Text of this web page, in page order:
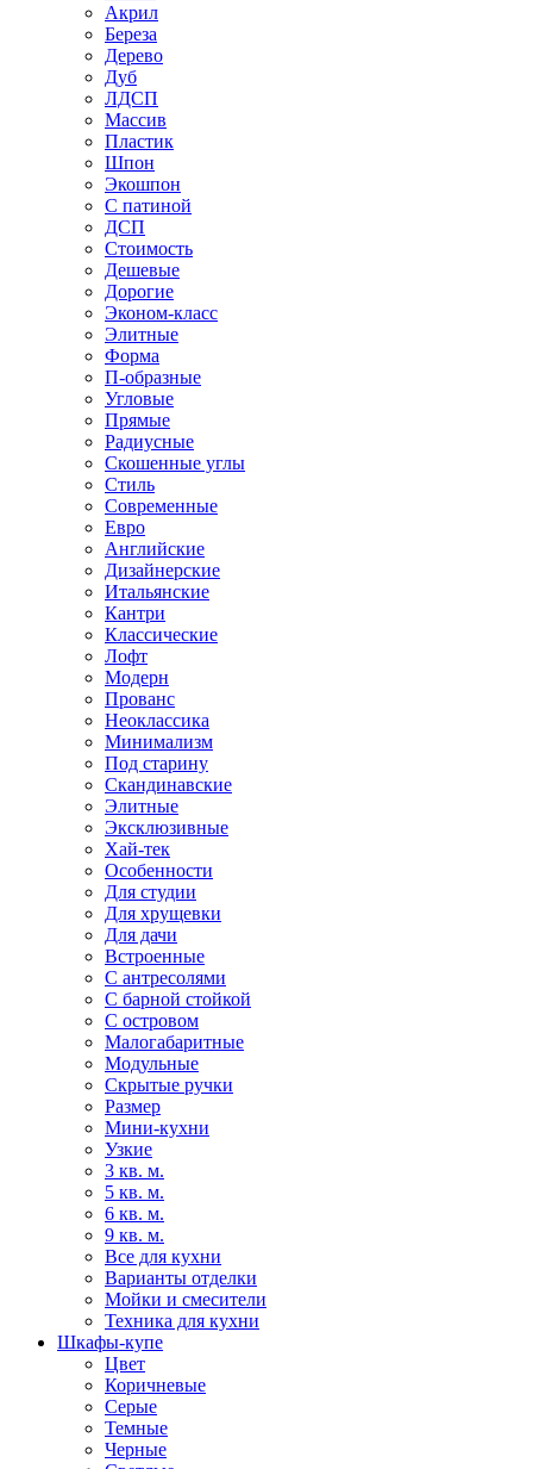
Акрил
Береза
Дерево
Дуб
ЛДСП
Массив
Пластик
Шпон
Экошпон
С патиной
ДСП
Стоимость
Дешевые
Дорогие
Эконом-класс
Элитные
Форма
П-образные
Угловые
Прямые
Радиусные
Скошенные углы
Стиль
Современные
Евро
Английские
Дизайнерские
Итальянские
Кантри
Классические
Лофт
Модерн
Прованс
Неоклассика
Минимализм
Под старину
Скандинавские
Элитные
Эксклюзивные
Хай-тек
Особенности
Для студии
Для хрущевки
Для дачи
Встроенные
С антресолями
С барной стойкой
С островом
Малогабаритные
Модульные
Скрытые ручки
Размер
Мини-кухни
Узкие
3 кв. м.
5 кв. м.
6 кв. м.
9 кв. м.
Все для кухни
Варианты отделки
Мойки и смесители
Техника для кухни
Шкафы-купе
Цвет
Коричневые
Серые
Темные
Черные